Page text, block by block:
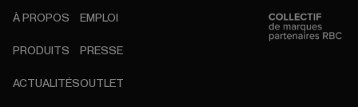
À PROPOS
PRODUITS
ACTUALITÉS
EMPLOI
PRESSE
OUTLET